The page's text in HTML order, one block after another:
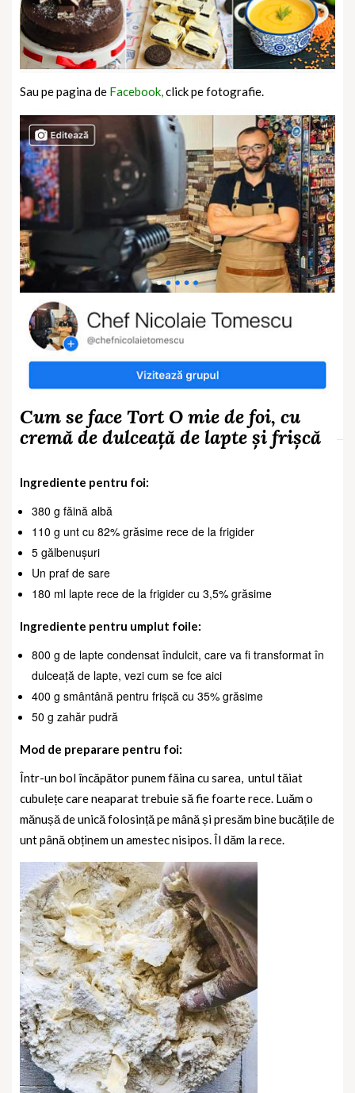
Sau pe pagina de Facebook,click pe fotografie.
Cum se face Tort O mie de foi, cu
cremă de dulceață de lapte și frișcă
Ingrediente pentru foi:
380 g făină albă
110 g unt cu 82% grăsime rece de la frigider
5 gălbenușuri
Un praf de sare
180 ml lapte rece de la frigider cu 3,5% grăsime
Ingrediente pentru umplut foile:
800 g de lapte condensat îndulcit, care va fi transformat în
dulceață de lapte, vezi cum se fce aici
400 g smântână pentru frișcă cu 35% grăsime
50 g zahăr pudră
Mod de preparare pentru foi:
Într-un bol încăpător punem făina cu sarea, untul tăiat
cubulețe care neaparat trebuie să fie foarte rece. Luăm o
mănușă de unică folosință pe mână și presăm bine bucățile de
unt până obținem un amestec nisipos. Îl dăm la rece.